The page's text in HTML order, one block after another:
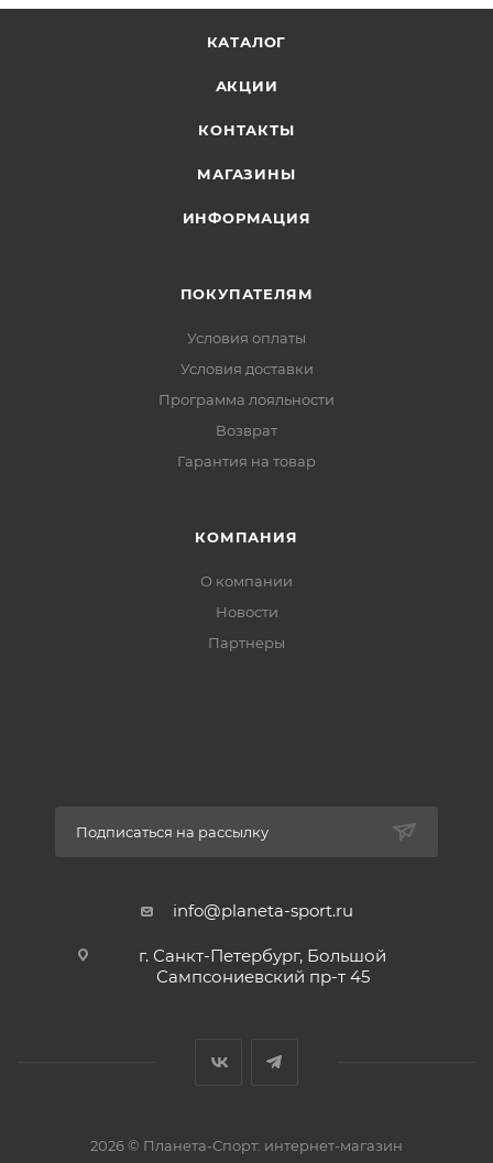
КАТАЛОГ
АКЦИИ
КОНТАКТЫ
МАГАЗИНЫ
ИНФОРМАЦИЯ
ПОКУПАТЕЛЯМ
Условия оплаты
Условия доставки
Программа лояльности
Возврат
Гарантия на товар
КОМПАНИЯ
О компании
Новости
Партнеры
Подписаться на рассылку
info@planeta-sport.ru
г. Санкт-Петербург, Большой
Сампсониевский пр-т 45
2026 © Планета-Спорт: интернет-магазин